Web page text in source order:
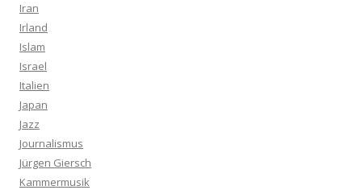
Iran
Irland
Islam
Israel
Italien
Japan
Jazz
Journalismus
Jürgen Giersch
Kammermusik